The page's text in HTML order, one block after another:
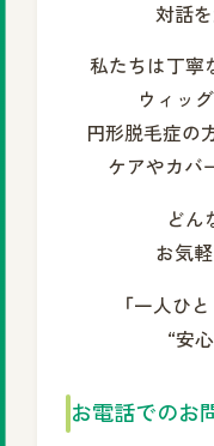
対話
私たちは丁寧
ウィッ
円形脱毛症の
ケアやカバ
どん
お気
「一人ひ
“安
お電話でのお